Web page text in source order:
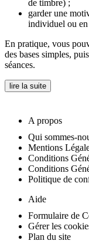
de timbre) ;
garder une
individuel ou
En pratique, vous
des bases simples,
séances.
lire la suite
A propos
Qui sommes-
Mentions
Conditions
Conditions
Politique de
Aide
Formulaire de
Gérer les
Plan du site